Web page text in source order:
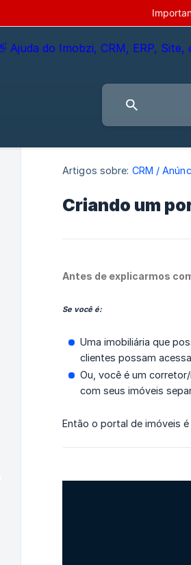
Artigos sobre: CRM /
Criando um
Antes de explicarmos
Se você é:
Uma imobiliária que
clientes possam
Ou, você é um
com seus imóveis
Então o portal de imóveis